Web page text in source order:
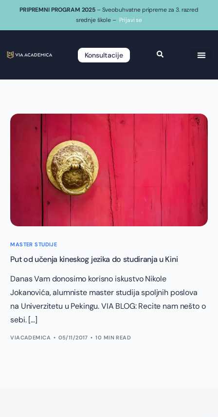
PRIPREMNI PROGRAM 2025 – Sveobuhvatne pripreme za 3. razred
srednje škole – Prijavi se
Konsultacije
MASTER STUDIJE
Put od učenja kineskog jezika do studiranja u Kini
Danas Vam donosimo korisno iskustvo Nikole
Jokanovića, alumniste master studija spoljnih poslova
na Univerzitetu u Pekingu. VIA BLOG: Recite nam nešto o
sebi. […]
VIACADEMICA 05/11/2017 10 MIN READ